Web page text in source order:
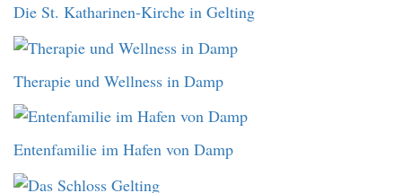
Die St. Katharinen-Kirche in Gelting
Therapie und Wellness in Damp
Entenfamilie im Hafen von Damp